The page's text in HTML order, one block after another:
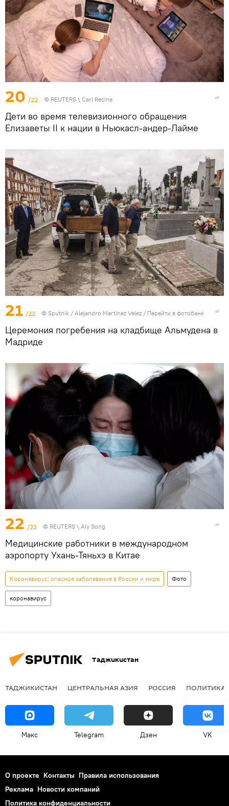
20 /22 © REUTERS \ Carl Recine
Дети во время телевизионного обращения
Елизаветы II к нации в Ньюкасл-андер-Лайме
21 /22 © Sputnik / Alejandro Martinez Velez / Перейти в фотобанк
Церемония погребения на кладбище Альмудена в
Мадриде
22 /22 © REUTERS \ Aly Song
Медицинские работники в международном
аэропорту Ухань-Тяньхэ в Китае
Коронавирус: опасное заболевание в России и мире Фото
коронавирус
Таджикистан
ТАДЖИКИСТАН ЦЕНТРАЛЬНАЯ АЗИЯ РОССИЯ ПОЛИТИКА
Макс Telegram Дзен VK
О проекте Контакты Правила использования
Реклама Новости компаний
Политика конфиденциальности